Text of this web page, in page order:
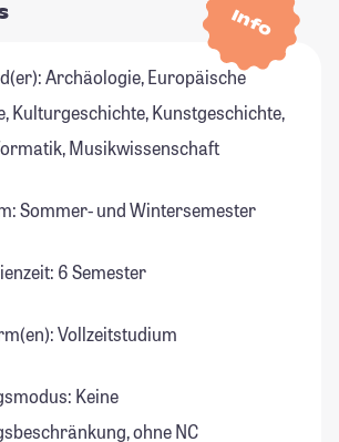
Info
Archäologie, Europäische
Kulturgeschichte, Kunstgeschichte,
Musikwissenschaft
Sommer- und Wintersemester
6 Semester
Vollzeitstudium
Keine
ohne NC